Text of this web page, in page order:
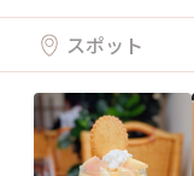
スポット